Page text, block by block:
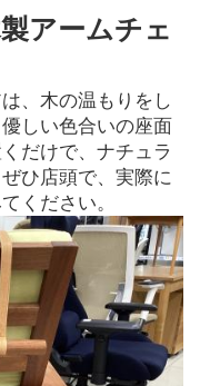
アームチェ
、木の温もりをし
しい色合いの座面
だけで、ナチュラ
ひ店頭で、実際に
ください。